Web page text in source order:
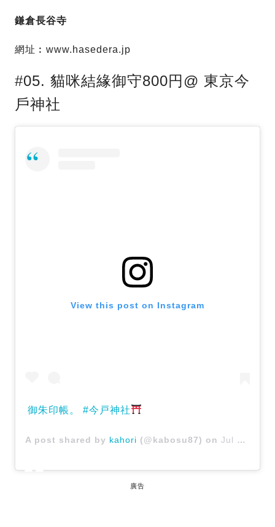
鎌倉長谷寺
網址︰www.hasedera.jp
#05. 貓咪結緣御守800円@ 東京今
戶神社
View this post on Instagram
御朱印帳。 #今戸神社
A post shared by kahori (@kabosu87) on Jul 25, 2017 at 11:54pm PDT
廣告